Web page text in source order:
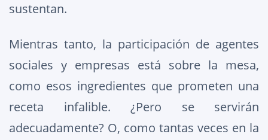
sustentan.
Mientras tanto, la participación de agentes
sociales y empresas está sobre la mesa,
como esos ingredientes que prometen una
receta infalible. ¿Pero se servirán
adecuadamente? O, como tantas veces en la